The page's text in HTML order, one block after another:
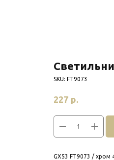
SKU: FT9073
227 р.
GX53 FT9073 / хром